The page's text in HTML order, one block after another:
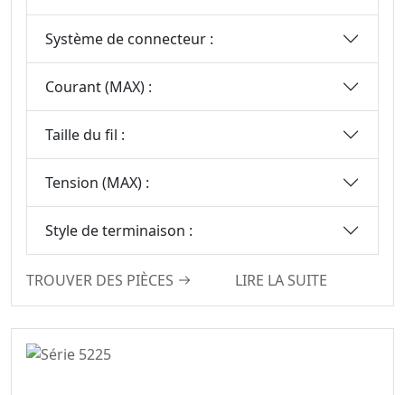
Système de connecteur :
Courant (MAX) :
Taille du fil :
Tension (MAX) :
Style de terminaison :
TROUVER DES PIÈCES LIRE LA SUITE